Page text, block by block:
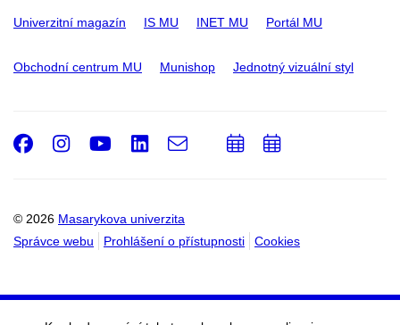
Univerzitní magazín IS MU INET MU Portál MU
Obchodní centrum MU Munishop Jednotný vizuální styl
© 2026 Masarykova univerzita
Správce webu
Prohlášení o přístupnosti Cookies
Facebook
Instagram
Youtube
LinkedIn
e-
PřidatPřidat